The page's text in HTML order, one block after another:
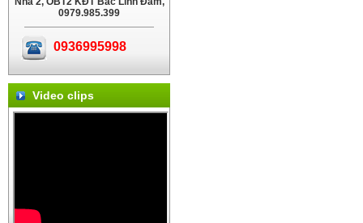
0979.985.399
0936995998
Video clips